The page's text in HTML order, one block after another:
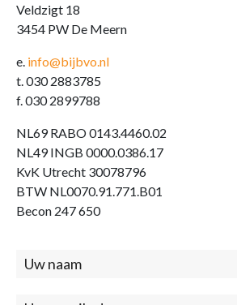
Veldzigt 18
3454 PW De Meern
e. info@bijbvo.nl
t. 030 2883785
f. 030 2899788
NL69 RABO 0143.4460.02
NL49 INGB 0000.0386.17
KvK Utrecht 30078796
BTW NL0070.91.771.B01
Becon 247 650
Contact